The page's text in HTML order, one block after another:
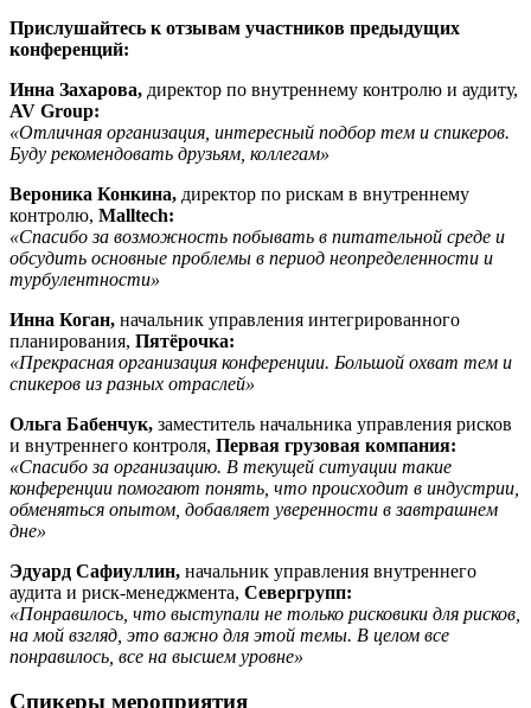
Прислушайтесь к отзывам участников предыдущих
конференций:
Инна Захарова, директор по внутреннему контролю и аудиту,
AV Group:
«Отличная организация, интересный подбор тем и спикеров.
Буду рекомендовать друзьям, коллегам»
Вероника Конкина, директор по рискам в внутреннему
контролю, Malltech:
«Спасибо за возможность побывать в питательной среде и
обсудить основные проблемы в период неопределенности и
турбулентности»
Инна Коган, начальник управления интегрированного
планирования, Пятёрочка:
«Прекрасная организация конференции. Большой охват тем и
спикеров из разных отраслей»
Ольга Бабенчук, заместитель начальника управления рисков
и внутреннего контроля, Первая грузовая компания:
«Спасибо за организацию. В текущей ситуации такие
конференции помогают понять, что происходит в индустрии,
обменяться опытом, добавляет уверенности в завтрашнем
дне»
Эдуард Сафиуллин, начальник управления внутреннего
аудита и риск-менеджмента, Севергрупп:
«Понравилось, что выступали не только рисковики для рисков,
на мой взгляд, это важно для этой темы. В целом все
понравилось, все на высшем уровне»
Спикеры мероприятия